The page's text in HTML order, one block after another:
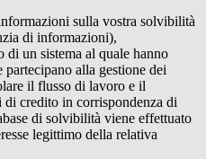
sulla vostra solvibilità
di informazioni),
di un sistema al quale hanno
partecipano alla gestione dei
il flusso di lavoro e il
credito in corrispondenza di
di solvibilità viene effettuato
legittimo della relativa